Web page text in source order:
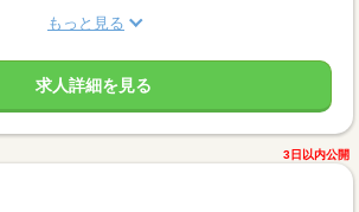
もっと見る
求人詳細を見る
3日以内公開